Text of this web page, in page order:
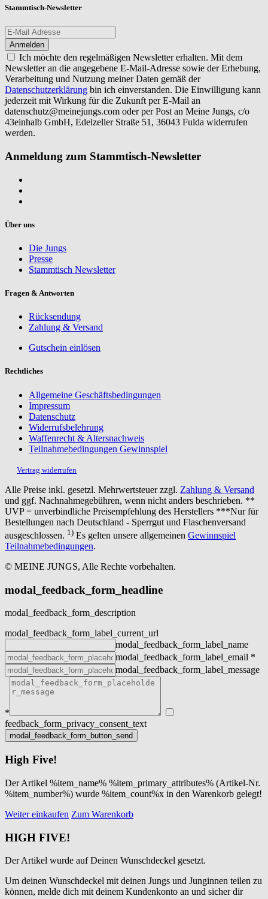
Stammtisch-Newsletter
Ich möchte den regelmäßigen Newsletter erhalten. Mit dem
Newsletter an die angegebene E-Mail-Adresse sowie der Erhebung,
Verarbeitung und Nutzung meiner Daten gemäß der
Datenschutzerklärung bin ich einverstanden. Die Einwilligung kann
jederzeit mit Wirkung für die Zukunft per E-Mail an
datenschutz@meinejungs.com oder per Post an Meine Jungs, c/o
43einhalb GmbH, Edelzeller Straße 51, 36043 Fulda widerrufen
werden.
Anmeldung zum Stammtisch-Newsletter
Über uns
Die Jungs
Presse
Stammtisch Newsletter
Fragen & Antworten
Rücksendung
Zahlung & Versand
Gutschein einlösen
Rechtliches
Allgemeine Geschäftsbedingungen
Impressum
Datenschutz
Widerrufsbelehrung
Waffenrecht & Altersnachweis
Teilnahmebedingungen Gewinnspiel
Vertrag widerrufen
Alle Preise inkl. gesetzl. Mehrwertsteuer zzgl. Zahlung & Versand
und ggf. Nachnahmegebühren, wenn nicht anders beschrieben. **
UVP = unverbindliche Preisempfehlung des Herstellers ***Nur für
Bestellungen nach Deutschland - Sperrgut und Flaschenversand
ausgeschlossen. 1) Es gelten unsere allgemeinen Gewinnspiel
Teilnahmebedingungen.
© MEINE JUNGS, Alle Rechte vorbehalten.
modal_feedback_form_headline
modal_feedback_form_description
modal_feedback_form_label_current_url
modal_feedback_form_label_name
modal_feedback_form_label_email *
modal_feedback_form_label_message
*
feedback_form_privacy_consent_text
High Five!
Der Artikel %item_name% %item_primary_attributes% (Artikel-Nr.
%item_number%) wurde %item_count%x in den Warenkorb gelegt!
Weiter einkaufen Zum Warenkorb
HIGH FIVE!
Der Artikel wurde auf Deinen Wunschdeckel gesetzt.
Um deinen Wunschdeckel mit deinen Jungs und Junginnen teilen zu
können, melde dich mit deinem Kundenkonto an und sicher dir